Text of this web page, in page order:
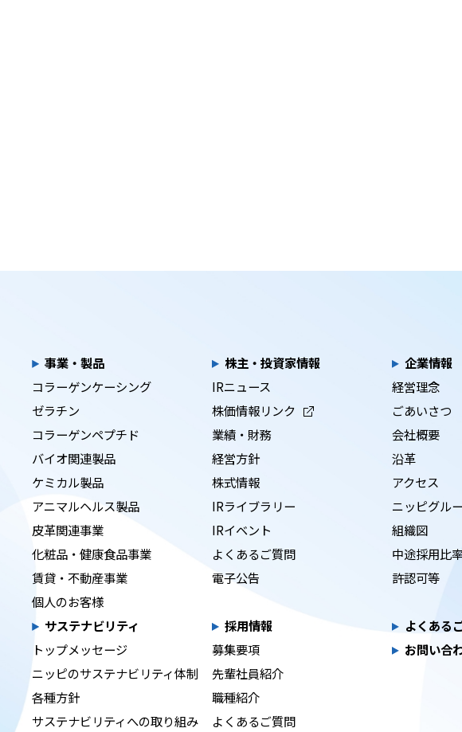
事業・製品
コラーゲンケーシング
ゼラチン
コラーゲンペプチド
バイオ関連製品
ケミカル製品
アニマルヘルス製品
皮革関連事業
化粧品・健康食品事業
賃貸・不動産事業
個人のお客様
株主・投資家情報
IRニュース
株価情報リンク
業績・財務
経営方針
株式情報
IRライブラリー
IRイベント
よくあるご質問
電子公告
企業情報
経営理念
ごあいさつ
会社概要
沿革
アクセス
ニッピグル
組織図
中途採用比
許認可等
サステナビリティ
トップメッセージ
ニッピのサステナビリティ体制
各種方針
サステナビリティへの取り組み
採用情報
募集要項
先輩社員紹介
職種紹介
よくあるご質問
よくある
お問い合